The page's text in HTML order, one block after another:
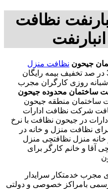
نظافت
جیحون نظافت منزل
30 در صد تخفیف بیمه رایگان
دوست شبانه روزی کارگران مجرب
ساختمان محدوده جیحون
ساختمان منطقه جیحون
شرکت نظافت ادارات
در جیحون نظافت با نرخ
نظافت منزل و خانه در
منزل نظافتچی منزل
و خانم کارگر برای
مجرب خدمتکار سرایدار
رسمی بامراکز خصوصی و دولتی